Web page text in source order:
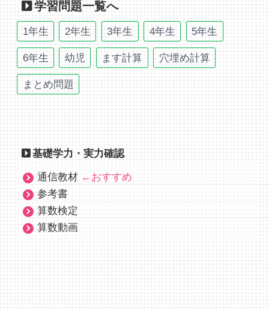
学習問題一覧へ
1年生 2年生 3年生 4年生 5年生
6年生 幼児 ます計算 穴埋め計算
まとめ問題
基礎学力・実力確認
通信教材 ←おすすめ
参考書
算数検定
算数動画